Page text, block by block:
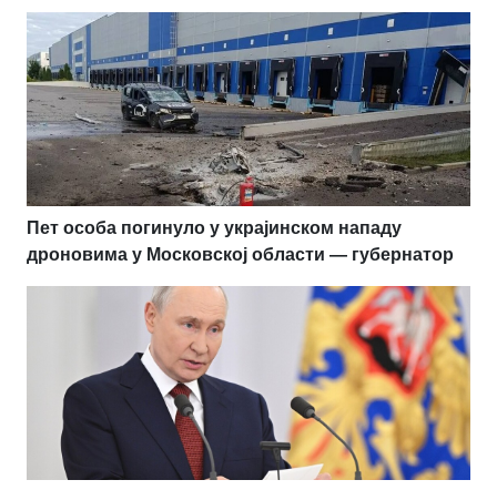
Пет особа погинуло у украјинском нападу
дроновима у Московској области — губернатор